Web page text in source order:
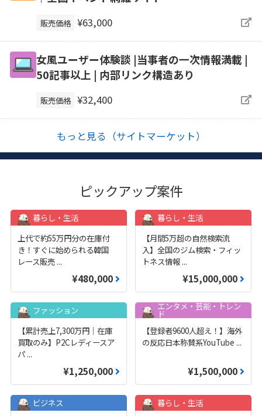
販売価格 ¥63,000
女風ユーザー体験談 |当事者の一次情報満載 |
50記事以上 | 内部リンク構造あり
販売価格 ¥32,400
もっと見る（サイトマーケット）
ピックアップ案件
暮らし・生活
上代で約55万円分の在庫付
き！すぐに始められる韓国
レース販売 ...
¥480,000
暮らし・生活
【月間5万超の自然検索流
入】全国のジム検索・フィッ
トネス情報 ...
¥15,000,000
ファッション
【累計売上7,300万円｜在庫
買取のみ】P2Cレディースア
パ ...
¥1,250,000
エンタメ・芸能・トレン
ド
【登録者9600人超え！】海外
の反応日本称賛系YouTube ...
¥1,500,000
ビジネス
暮らし・生活